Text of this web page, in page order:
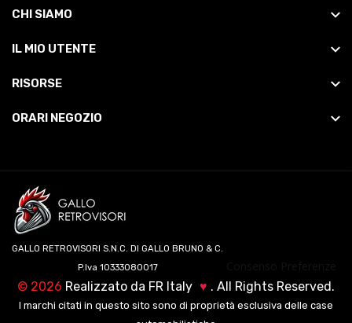
CHI SIAMO
IL MIO UTENTE
RISORSE
ORARI NEGOZIO
GALLO RETROVISORI S.N.C. DI GALLO BRUNO & C.
P.Iva 10333080017
© 2026 Realizzato da FR Italy ♥ . All Rights Reserved.
I marchi citati in questo sito sono di proprietà esclusiva delle case